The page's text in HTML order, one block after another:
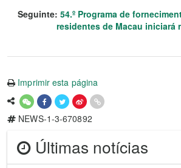
Seguinte: 54.º Programa de
residentes de Macau iniciará
Imprimir esta página
NEWS-1-3-670892
Últimas notícias